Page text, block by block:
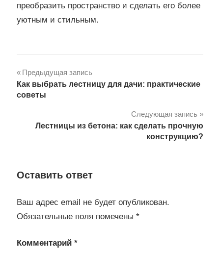
преобразить пространство и сделать его более
уютным и стильным.
Навигация
по
Предыдущая запись
Как выбрать лестницу для дачи: практические
советы
Следующая запись
Лестницы из бетона: как сделать прочную
конструкцию?
Оставить ответ
Ваш адрес email не будет опубликован.
Обязательные поля помечены *
Комментарий *